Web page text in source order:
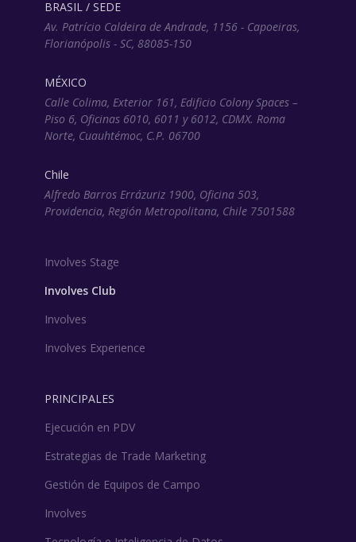
BRASIL / SEDE
Av. Patrício Caldeira de Andrade, 1156 - Capoeiras,
Florianópolis - SC, 88085-150
MÉXICO
Calle Colima, Exterior 161, Edificio Colony Spaces –
Piso 6, Oficinas 6010, 6011 y 6012, CDMX. Roma
Norte, Cuauhtémoc, C.P. 06700
Chile
Alfredo Barros Errázuriz 1900, Oficina 503,
Providencia, Región Metropolitana, Chile 7501588
Involves Stage
Involves Club
Involves
Involves Experience
PRINCIPALES
Ejecución en PDV
Estrategias de Trade Marketing
Gestión de Equipos de Campo
Involves